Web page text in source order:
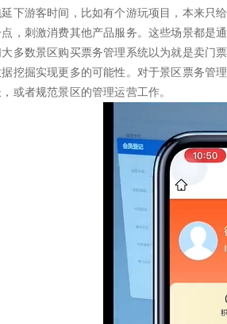
延下游客时间，比如有个游玩项目，本来只
点，刺激消费其他产品服务。这些场景都是
多数景区购买票务管理系统以为就是卖门
挖掘实现更多的可能性。对于景区票务管
或者规范景区的管理运营工作。